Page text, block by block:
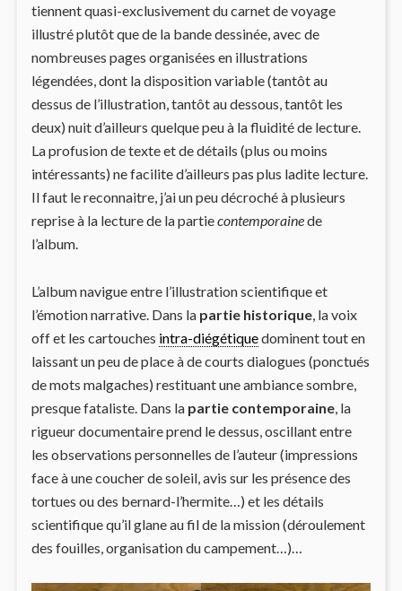
tiennent quasi-exclusivement du carnet de voyage
illustré plutôt que de la bande dessinée, avec de
nombreuses pages organisées en illustrations
légendées, dont la disposition variable (tantôt au
dessus de l’illustration, tantôt au dessous, tantôt les
deux) nuit d’ailleurs quelque peu à la fluidité de lecture.
La profusion de texte et de détails (plus ou moins
intéressants) ne facilite d’ailleurs pas plus ladite lecture.
Il faut le reconnaitre, j’ai un peu décroché à plusieurs
reprise à la lecture de la partiecontemporainede
l’album.
L’album navigue entre l’illustration scientifique et
l’émotion narrative. Dans la partie historique, la voix
off et les cartouches intra-diégétiquedominent tout en
laissant un peu de place à de courts dialogues (ponctués
de mots malgaches) restituant une ambiance sombre,
presque fataliste. Dans la partie contemporaine, la
rigueur documentaire prend le dessus, oscillant entre
les observations personnelles de l’auteur (impressions
face à une coucher de soleil, avis sur les présence des
tortues ou des bernard-l’hermite…) et les détails
scientifique qu’il glane au fil de la mission (déroulement
des fouilles, organisation du campement…)…